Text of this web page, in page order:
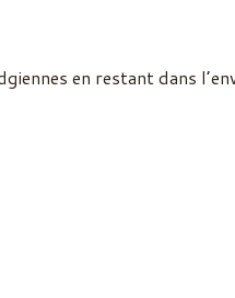
en restant dans